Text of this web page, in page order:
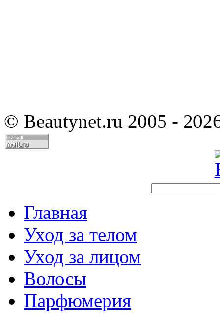
© Beautynet.ru 2005 -
Главная
Уход за телом
Уход за лицом
Волосы
Парфюмерия